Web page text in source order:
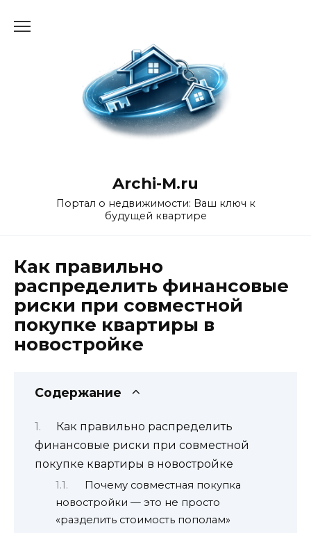
Archi-M.ru
Портал о недвижимости: Ваш ключ к
будущей квартире
Как правильно
распределить финансовые
риски при совместной
покупке квартиры в
новостройке
Содержание
Как правильно распределить
финансовые риски при совместной
покупке квартиры в новостройке
Почему совместная покупка
новостройки — это не просто
«разделить стоимость пополам»